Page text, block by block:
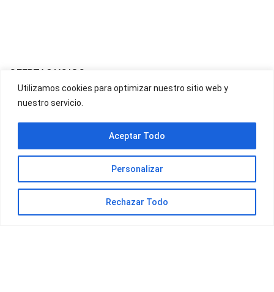
Utilizamos cookies para optimizar nuestro sitio web y
nuestro servicio.
Personalizar
Rechazar Todo
Aceptar Todo
OFERTAS YOIGO